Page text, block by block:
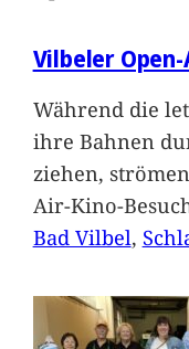
Vilbeler
Während die
ihre Bahnen
ziehen,
Air-Kino-
Bad Vilbel,